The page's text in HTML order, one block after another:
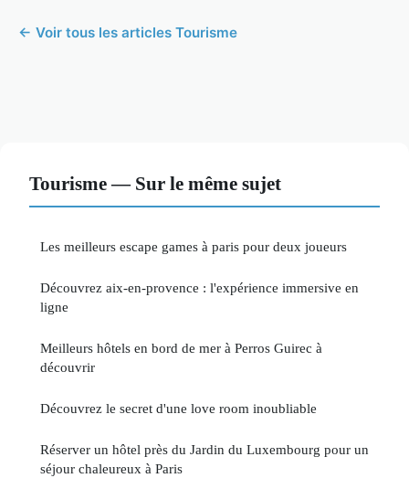
← Voir tous les articles Tourisme
Tourisme — Sur le même sujet
Les meilleurs escape games à paris pour deux joueurs
Découvrez aix-en-provence : l'expérience immersive en
ligne
Meilleurs hôtels en bord de mer à Perros Guirec à
découvrir
Découvrez le secret d'une love room inoubliable
Réserver un hôtel près du Jardin du Luxembourg pour un
séjour chaleureux à Paris